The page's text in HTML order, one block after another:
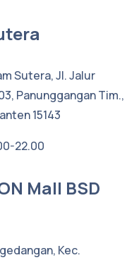
Sutera, Jl. Jalur
Panunggangan Tim.,
15143
22.00
Mall BSD
Kec.